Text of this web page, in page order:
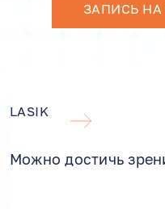
ЗАПИСЬ
LASIK
Можно достичь